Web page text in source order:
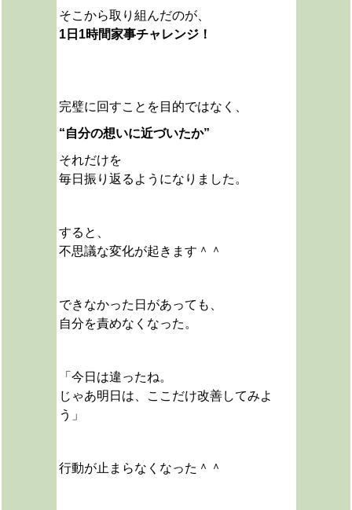
そこから取り組んだのが、
1日1時間家事チャレンジ！
完璧に回すことを目的ではなく、
“自分の想いに近づいたか”
それだけを
毎日振り返るようになりました。
すると、
不思議な変化が起きます＾＾
できなかった日があっても、
自分を責めなくなった。
「今日は違ったね。
じゃあ明日は、ここだけ改善してみよ
う」
行動が止まらなくなった＾＾